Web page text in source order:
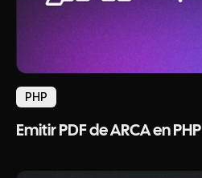
PHP
Emitir PDF de ARCA en PHP